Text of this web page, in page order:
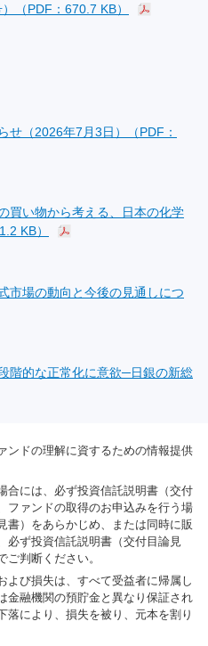
（PDF：670.7 KB）
せ（2026年7月3日）（PDF：
買い物から考える、日本の化学
KB）
市場の動向と今後の見通しにつ
階的な正常化に意欲─日銀の新総
ンドの理解に資するための情報提供
合には、必ず投資信託説明書（交付
ファンドの取得のお申込みを行う場
書）をあらかじめ、または同時に販
必ず投資信託説明書（交付目論見
判断ください。
よび損失は、すべて受益者に帰属し
金融機関の預貯金と異なり保証され
落により、損失を被り、元本を割り